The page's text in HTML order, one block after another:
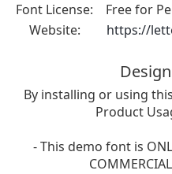
Font License:
Free for
Website:
https://
By installing or using
Product
- This demo font is